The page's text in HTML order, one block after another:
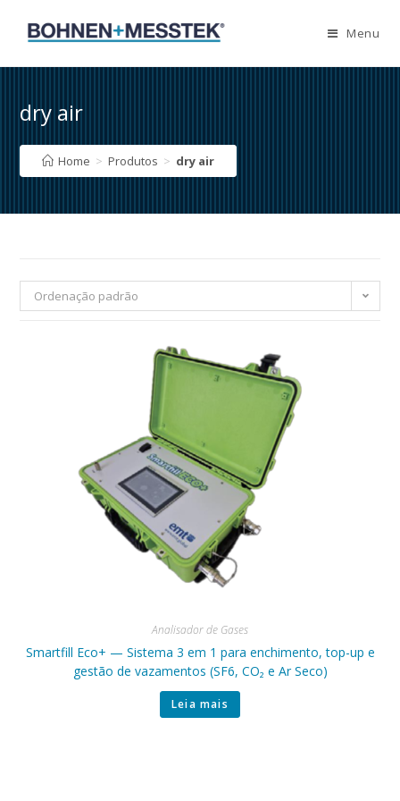
Menu
dry air
Home > Produtos > dry air
Ordenação padrão
Analisador de Gases
Smartfill Eco+ — Sistema 3 em 1 para enchimento, top-up e
gestão de vazamentos (SF6, CO₂ e Ar Seco)
Leia mais